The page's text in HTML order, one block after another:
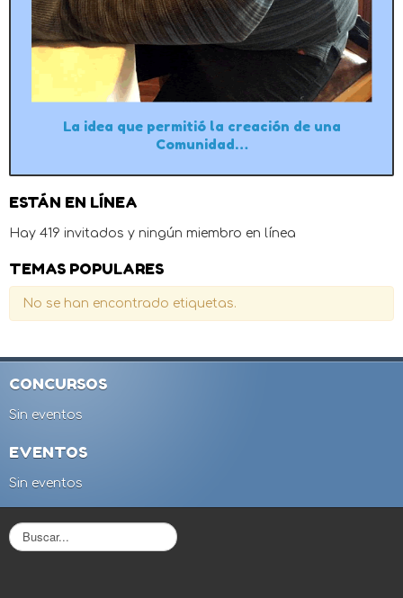
La idea que permitió la creación de una
Comunidad…
ESTÁN EN LÍNEA
Hay 419 invitados y ningún miembro en línea
TEMAS POPULARES
No se han encontrado etiquetas.
CONCURSOS
Sin eventos
EVENTOS
Sin eventos
B
u